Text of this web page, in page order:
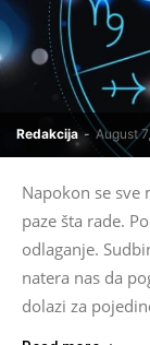
Redakcija - August
Napokon se sve
paze šta rade.
odlaganje.
natera nas da
dolazi za